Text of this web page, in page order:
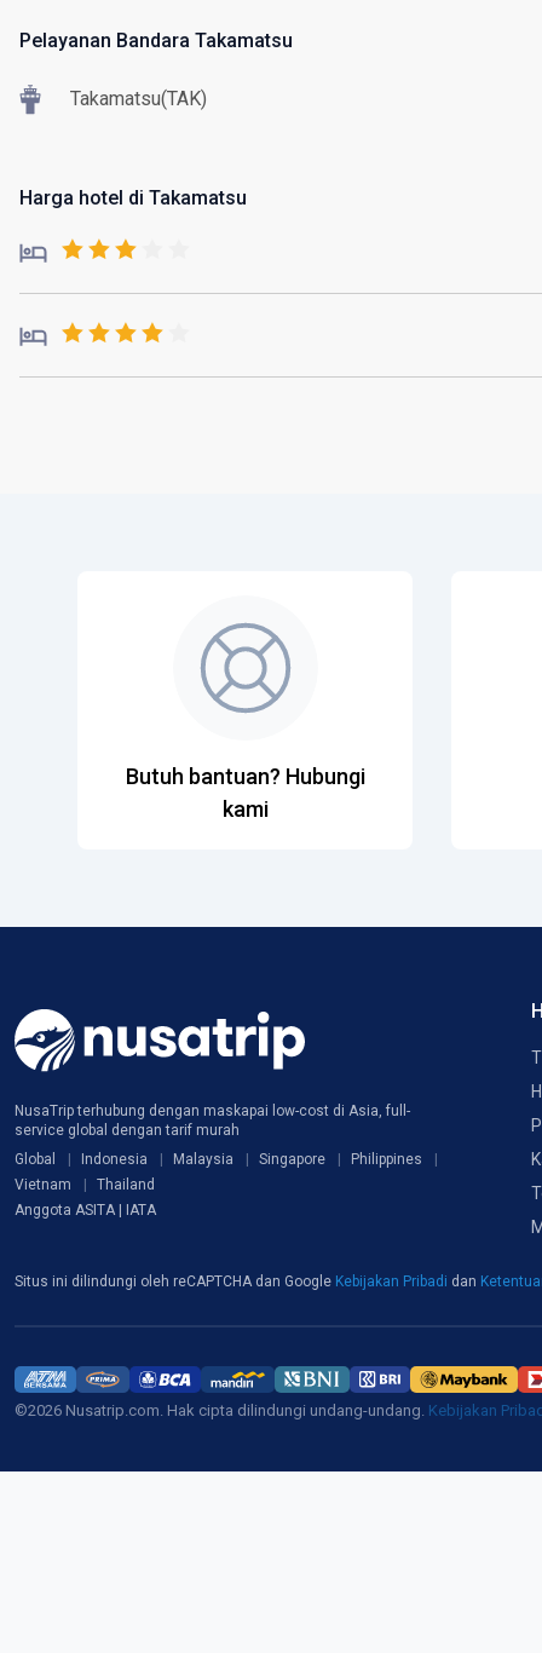
Pelayanan Bandara Takamatsu
Takamatsu(TAK)
Harga hotel di Takamatsu
Butuh bantuan? Hubungi
kami
NusaTrip terhubung dengan maskapai low-cost di Asia, full-
service global dengan tarif murah
Global
Indonesia Malaysia Singapore
Philippines
Vietnam
Thailand
Anggota ASITA | IATA
Situs ini dilindungi oleh reCAPTCHA dan Google Kebijakan Pribadi dan
©2026 Nusatrip.com. Hak cipta dilindungi undang-undang. Kebijakan